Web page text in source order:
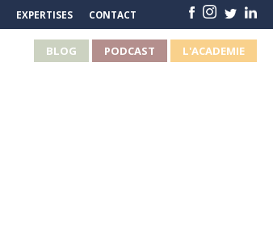
EXPERTISES CONTACT
BLOG PODCAST L'ACADEMIE